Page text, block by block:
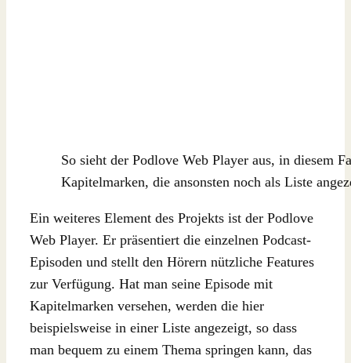
So sieht der Podlove Web Player aus, in diesem
Kapitelmarken, die ansonsten noch als Liste
Ein weiteres Element des Projekts ist der Podlove
Web Player. Er präsentiert die einzelnen Podcast-
Episoden und stellt den Hörern nützliche Features
zur Verfügung. Hat man seine Episode mit
Kapitelmarken versehen, werden die hier
beispielsweise in einer Liste angezeigt, so dass
man bequem zu einem Thema springen kann, das